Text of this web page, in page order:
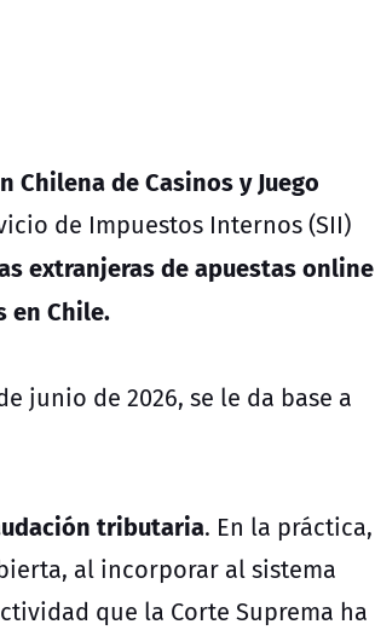
Chilena de Casinos y Juego
de Impuestos Internos (SII)
extranjeras de apuestas online
en Chile.
junio de 2026, se le da base a
tributaria. En la práctica,
al incorporar al sistema
que la Corte Suprema ha